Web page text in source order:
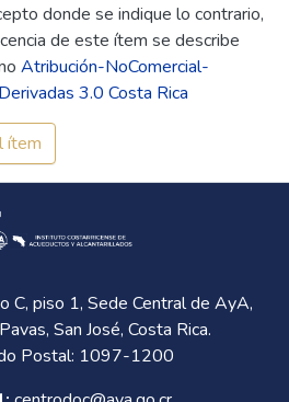
donde se indique lo contrario,
de este ítem se describe
Atribución-NoComercial-
3.0 Costa Rica
ítem
C, piso 1, Sede Central de AyA,
San José, Costa Rica.
Postal: 1097-1200